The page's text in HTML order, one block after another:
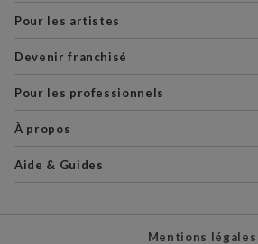
Pour les artistes
Devenir franchisé
Pour les professionnels
À propos
Aide & Guides
Mentions légales